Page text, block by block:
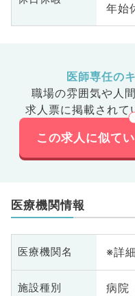
年始
医師専任の
職場の雰囲気や人間
求人票に掲載されて
この求人に似て
医療機関情報
医療機関名 ※詳
施設種別 病院